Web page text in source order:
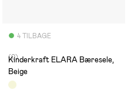
4 TILBAGE
(0)
Kinderkraft ELARA Bæresele,
Beige